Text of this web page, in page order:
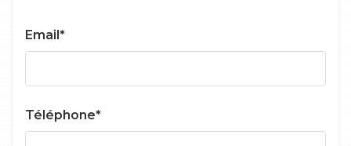
Email*
Téléphone*